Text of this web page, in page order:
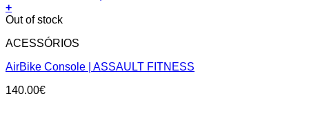
+
Out of stock
ACESSÓRIOS
AirBike Console | ASSAULT FITNESS
140.00€